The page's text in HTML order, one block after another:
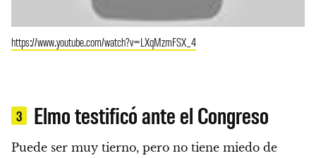
https://www.youtube.com/watch?v=LXqMzmFSX_4
3 Elmo testificó ante el Congreso
Puede ser muy tierno, pero no tiene miedo de